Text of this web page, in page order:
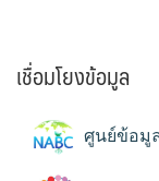
เชื่อมโยงข้อมูล
ศูนย์ข้อมู